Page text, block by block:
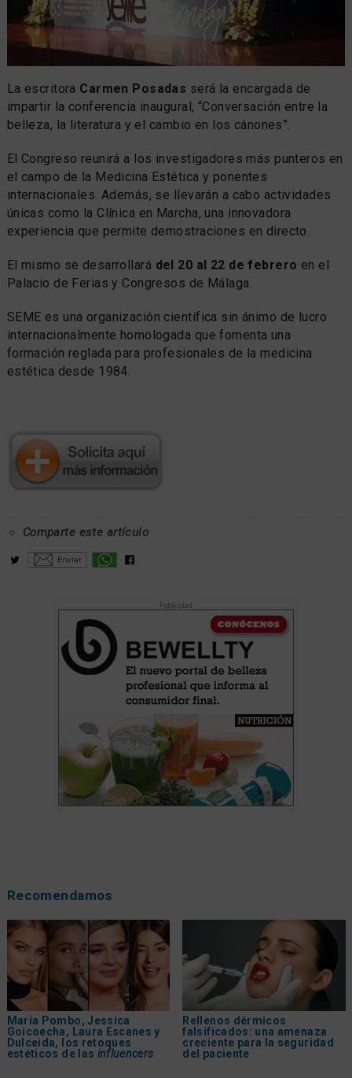
La escritora Carmen Posadas será la encargada de
impartir la conferencia inaugural, “Conversación entre la
belleza, la literatura y el cambio en los cánones”.
El Congreso reunirá a los investigadores más punteros en
el campo de la Medicina Estética y ponentes
internacionales. Además, se llevarán a cabo actividades
únicas como la Clínica en Marcha, una innovadora
experiencia que permite demostraciones en directo.
El mismo se desarrollará del 20 al 22 de febrero en el
Palacio de Ferias y Congresos de Málaga.
SEME es una organización científica sin ánimo de lucro
internacionalmente homologada que fomenta una
formación reglada para profesionales de la medicina
estética desde 1984.
Comparte este artículo
Recomendamos
María Pombo, Jessica
Goicoecha, Laura Escanes y
Dulceida, los retoques
estéticos de las influencers
Rellenos dérmicos
falsificados: una amenaza
creciente para la seguridad
del paciente